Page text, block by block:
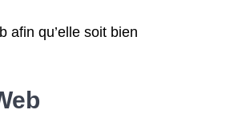
afin qu’elle soit bien